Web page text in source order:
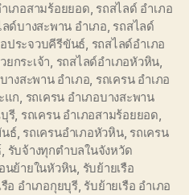
เภอสามร้อยยอด, รถสไลด์ อำเภอ
ลด์บางสะพาน อำเภอ, รถสไลด์
ประจวบคีรีขันธ์, รถสไลด์อำเภอ
ยกระเจ้า, รถสไลด์อำเภอหัวหิน,
างสะพาน อำเภอ, รถเครน อำเภอ
แก, รถเครน อำเภอบางสะพาน
รี, รถเครน อำเภอสามร้อยยอด,
นธ์, รถเครนอำเภอหัวหิน, รถเครน
, รับจ้างทุกตำบลในจังหวัด
นย้ายในหัวหิน, รับย้ายเรือ
อ อำเภอกุยบุรี, รับย้ายเรือ อำเภอ